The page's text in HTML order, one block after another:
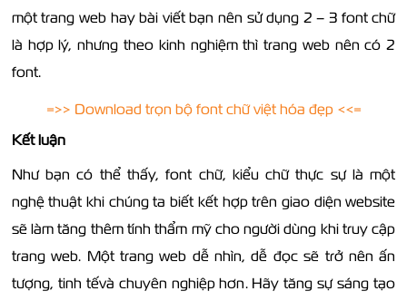
một trang web hay bài viết bạn nên sử dụng 2 – 3 font chữ
là hợp lý, nhưng theo kinh nghiệm thì trang web nên có 2
font.
=>> Download trọn bộ font chữ việt hóa đẹp <<=
Kết luận
Như bạn có thể thấy, font chữ, kiểu chữ thực sự là một
nghệ thuật khi chúng ta biết kết hợp trên giao diện website
sẽ làm tăng thêm tính thẩm mỹ cho người dùng khi truy cập
trang web. Một trang web dễ nhìn, dễ đọc sẽ trở nên ấn
tượng, tinh tếvà chuyên nghiệp hơn. Hãy tăng sự sáng tạo